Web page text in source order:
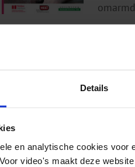
Details
en analytische cookies voor
video's maakt deze